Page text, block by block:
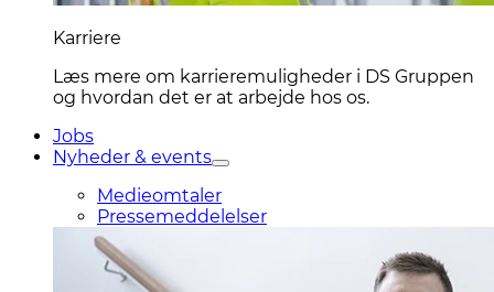
Karriere
Læs mere om karrieremuligheder i DS Gruppen
og hvordan det er at arbejde hos os.
Jobs
Nyheder & events
Medieomtaler
Pressemeddelelser